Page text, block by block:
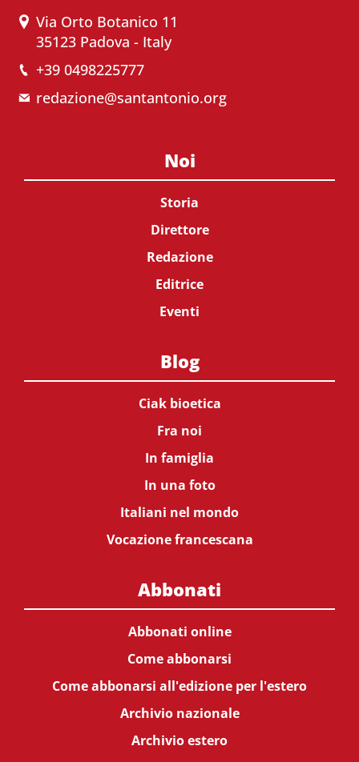
Via Orto Botanico 11
35123 Padova - Italy
+39 0498225777
redazione@santantonio.org
Noi
Storia
Direttore
Redazione
Editrice
Eventi
Blog
Ciak bioetica
Fra noi
In famiglia
In una foto
Italiani nel mondo
Vocazione francescana
Abbonati
Abbonati online
Come abbonarsi
Come abbonarsi all'edizione per l'estero
Archivio nazionale
Archivio estero